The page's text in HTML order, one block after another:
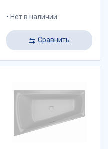
Нет в наличии
Сравнить